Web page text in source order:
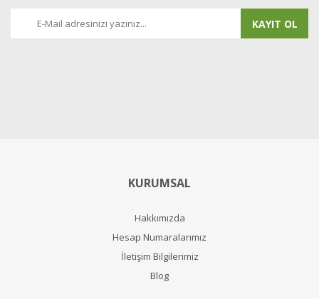
KAYIT OL
KURUMSAL
Hakkımızda
Hesap Numaralarımız
İletişim Bilgilerimiz
Blog